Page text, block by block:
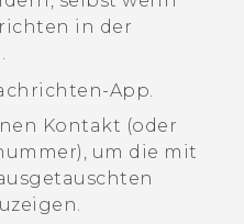
in der
-App.
Kontakt (oder
um die mit